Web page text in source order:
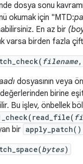
dosya sonu
okumak için "MTD:
En az bir
varsa birden fazla
filename,
dosyasının veya
değerlerinden birine
Bu işlev, önbellek
bir
bytes)